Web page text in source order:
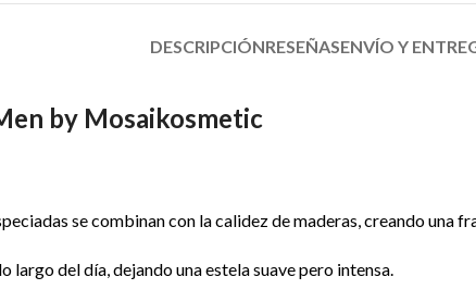
DESCRIPCIÓNRESEÑASENVÍO Y
by Mosaikosmetic
se combinan con la calidez de maderas, creando una
largo del día, dejando una estela suave pero intensa.